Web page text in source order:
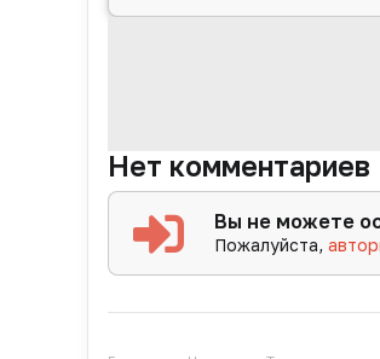
Нет комментариев
Вы не можете
Пожалуйста,